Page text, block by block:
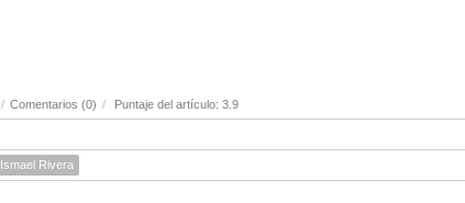
/ Comentarios (0) / Puntaje del artículo: 3.9
Ismael Rivera